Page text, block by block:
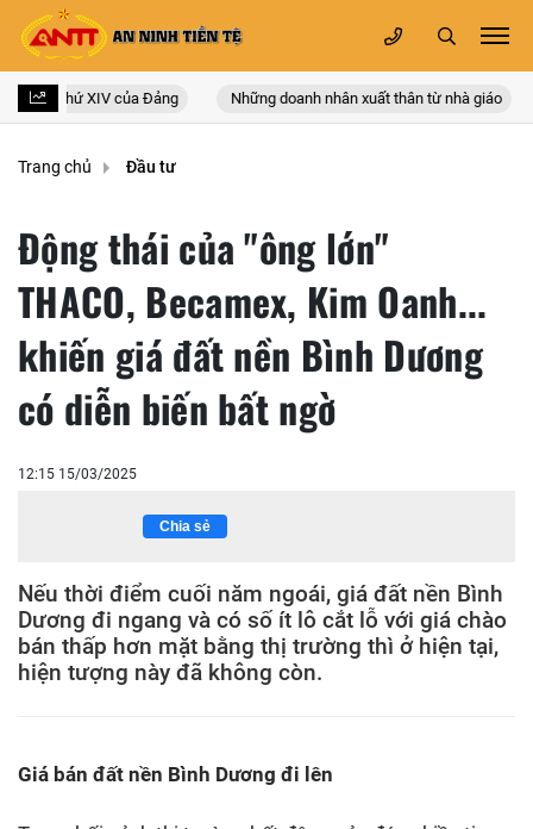
lần thứ XIV của Đảng Những doanh nhân xuất thân từ nhà giáo
Trang chủ Đầu tư
Động thái của "ông lớn"
THACO, Becamex, Kim Oanh...
khiến giá đất nền Bình Dương
có diễn biến bất ngờ
12:15 15/03/2025
Chia sẻ
Nếu thời điểm cuối năm ngoái, giá đất nền Bình
Dương đi ngang và có số ít lô cắt lỗ với giá chào
bán thấp hơn mặt bằng thị trường thì ở hiện tại,
hiện tượng này đã không còn.
Giá bán đất nền Bình Dương đi lên